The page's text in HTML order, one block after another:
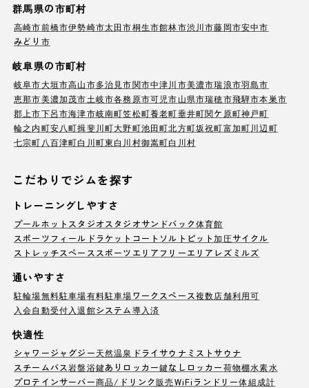
群馬県の市町村
高崎市前橋市伊勢崎市太田市桐生市館林市渋川市藤岡市安中市
みどり市
岐阜県の市町村
岐阜市大垣市高山市多治見市関市中津川市美濃市瑞浪市羽島市
恵那市美濃加茂市土岐市各務原市可児市山県市瑞穂市飛騨市本巣市
郡上市下呂市海津市岐南町笠松町養老町垂井町関ケ原町神戸町
輪之内町安八町揖斐川町大野町池田町北方町坂祝町富加町川辺町
七宗町 八百津町白川町東白川村御嵩町白川村
こだわりでジムを探す
トレーニングしやすさ
プールホットスタジオ スタジオサンドバック体育館
スポーツフィールド ラケットコート ソルトピット加圧サイクル
ストレッチスペース スポーツエリア フリーエリア レズミルズ
通いやすさ
駐輪場無料駐車場有料駐車場ワークスペース複数店舗利用可
入会自動受付 入退館システム導入済
快適性
シャワージャグジー天然温泉 ドライサウナ ミストサウナ
スチームバス岩盤浴鍵ありロッカー鍵なしロッカー荷物棚水素水
プロテインサーバー商品/ドリンク販売WiFi ランドリー体組成計